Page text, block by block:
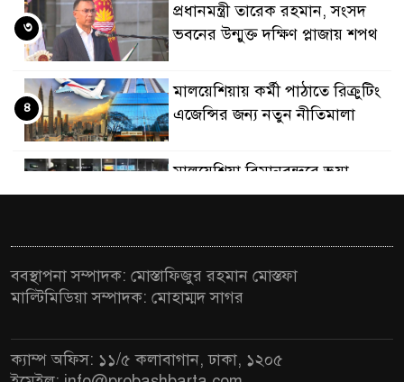
প্রধানমন্ত্রী তারেক রহমান, সংসদ
ভবনের উন্মুক্ত দক্ষিণ প্লাজায় শপথ
৩
মালয়েশিয়ায় কর্মী পাঠাতে রিক্রুটিং
এজেন্সির জন্য নতুন নীতিমালা
৪
মালয়েশিয়া বিমানবন্দরে ভুয়া
ভিসায় আটকের তালিকার শীর্ষে
অভিযোগে ৫ বাংলাদেশি গ্রেফতার
৬
কুয়ালালামপুরে বিশেষ অভিযানে
বাংলাদেশিসহ ৭৭০ অভিবাসী আটক
৭
ববস্থাপনা সম্পাদক: মোস্তাফিজুর রহমান মোস্তফা
মাল্টিমিডিয়া সম্পাদক: মোহাম্মদ সাগর
ক্যাম্প অফিস: ১১/৫ কলাবাগান, ঢাকা, ১২০৫